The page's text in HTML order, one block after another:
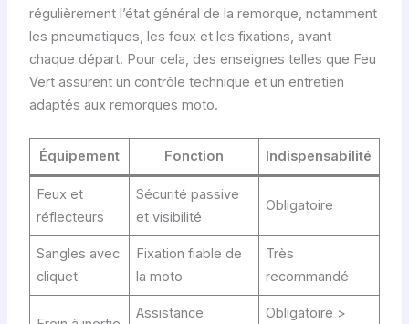
régulièrement l’état général de la remorque, notamment
les pneumatiques, les feux et les fixations, avant
chaque départ. Pour cela, des enseignes telles que Feu
Vert assurent un contrôle technique et un entretien
adaptés aux remorques moto.
Équipement Fonction Indispensabilité
Feux et
réflecteurs
Sécurité passive
et visibilité
Obligatoire
Sangles avec
cliquet
Fixation fiable de
la moto
Très
recommandé
Assistance
Obligatoire >